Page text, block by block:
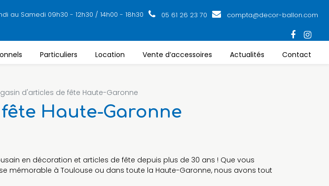
au Samedi 09h30 - 12h30 / 14h00 - 18h30 05 61 26 23 70 compta@decor-ballon.com
Particuliers Location Vente d’accessoires Actualités Contact
d'articles de fête Haute-Garonne
Haute-Garonne
en décoration et articles de fête depuis plus de 30 ans ! Que vous
mémorable à Toulouse ou dans toute la Haute-Garonne, nous avons tout